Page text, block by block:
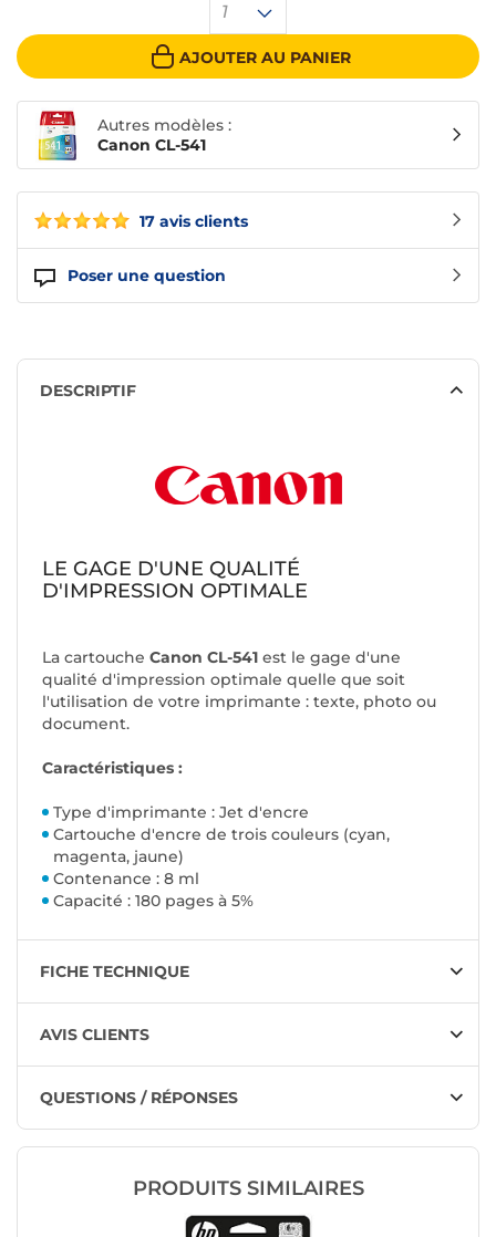
17 avis clients
Poser une question
1
AJOUTER AU PANIER
Autres modèles :
Canon CL-541
DESCRIPTIF
LE GAGE D'UNE QUALITÉ
D'IMPRESSION OPTIMALE
La cartouche Canon CL-541 est le gage d'une
qualité d'impression optimale quelle que soit
l'utilisation de votre imprimante : texte, photo ou
document.
Caractéristiques :
Type d'imprimante : Jet d'encre
Cartouche d'encre de trois couleurs (cyan,
magenta, jaune)
Contenance : 8 ml
Capacité : 180 pages à 5%
FICHE TECHNIQUE
AVIS CLIENTS
QUESTIONS / RÉPONSES
PRODUITS SIMILAIRES